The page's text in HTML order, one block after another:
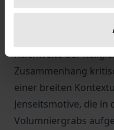
Reichweite der
Zusammenhang
einer breiten
Jenseitsmotive, die
Volumniergrabs